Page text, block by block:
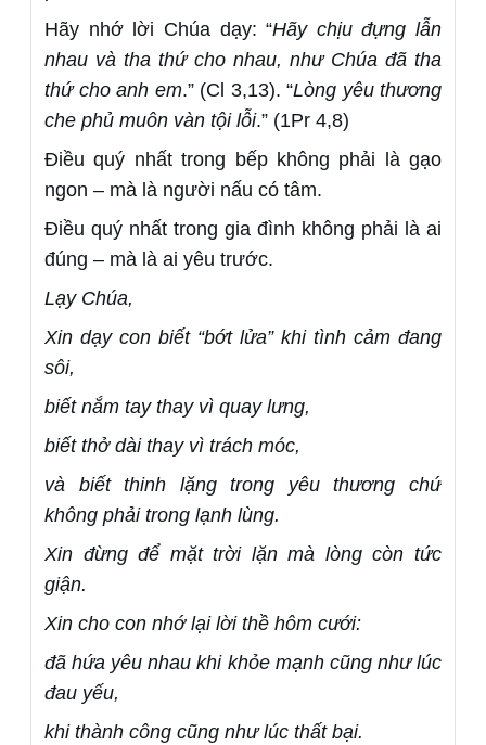
Hãy nhớ lời Chúa dạy: “Hãy chịu đựng lẫn
nhau và tha thứ cho nhau, như Chúa đã tha
thứ cho anh em.” (Cl 3,13). “Lòng yêu thương
che phủ muôn vàn tội lỗi.” (1Pr 4,8)
Điều quý nhất trong bếp không phải là gạo
ngon – mà là người nấu có tâm.
Điều quý nhất trong gia đình không phải là ai
đúng – mà là ai yêu trước.
Lạy Chúa,
Xin dạy con biết “bớt lửa” khi tình cảm đang
sôi,
biết nắm tay thay vì quay lưng,
biết thở dài thay vì trách móc,
và biết thinh lặng trong yêu thương chứ
không phải trong lạnh lùng.
Xin đừng để mặt trời lặn mà lòng còn tức
giận.
Xin cho con nhớ lại lời thề hôm cưới:
đã hứa yêu nhau khi khỏe mạnh cũng như lúc
đau yếu,
khi thành công cũng như lúc thất bại.